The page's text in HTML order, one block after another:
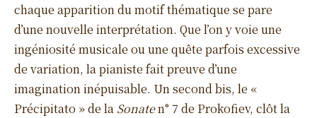
chaque apparition du motif thématique se pare
d’une nouvelle interprétation. Que l’on y voie une
ingéniosité musicale ou une quête parfois excessive
de variation, la pianiste fait preuve d’une
imagination inépuisable. Un second bis, le «
Précipitato » de la Sonaten° 7 de Prokofiev, clôt la